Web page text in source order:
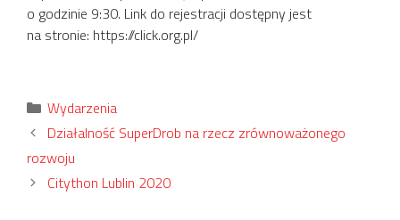
o godzinie 9:30. Link do rejestracji dostępny jest
na stronie: https://click.org.pl/
Kategorie
Wydarzenia
Działalność SuperDrob na rzecz zrównoważonego
rozwoju
Citython Lublin 2020